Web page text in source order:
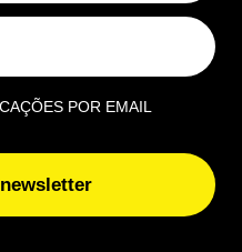
José Figueiredo
edição da
POR EMAIL